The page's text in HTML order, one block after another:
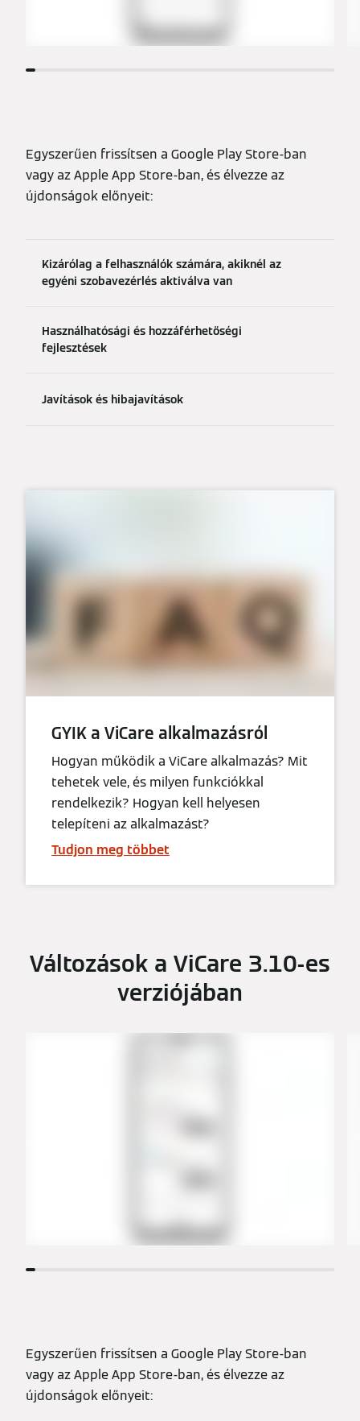
Egyszerűen frissítsen a Google Play Store-ban
vagy az Apple App Store-ban, és élvezze az
újdonságok előnyeit:
Kizárólag a felhasználók számára, akiknél az
egyéni szobavezérlés aktiválva van
Használhatósági és hozzáférhetőségi
fejlesztések
Javítások és hibajavítások
GYIK a ViCare alkalmazásról
Hogyan működik a ViCare alkalmazás? Mit
tehetek vele, és milyen funkciókkal
rendelkezik? Hogyan kell helyesen
telepíteni az alkalmazást?
Tudjon meg többet
Változások a ViCare 3.10-es
verziójában
Egyszerűen frissítsen a Google Play Store-ban
vagy az Apple App Store-ban, és élvezze az
újdonságok előnyeit: